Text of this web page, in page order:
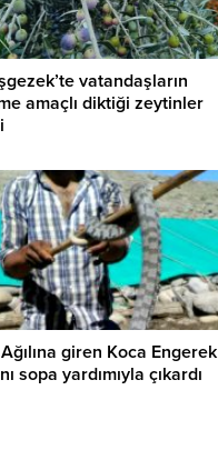
vatandaşların
amaçlı diktiği zeytinler
giren Koca Engerek
sopa yardımıyla çıkardı